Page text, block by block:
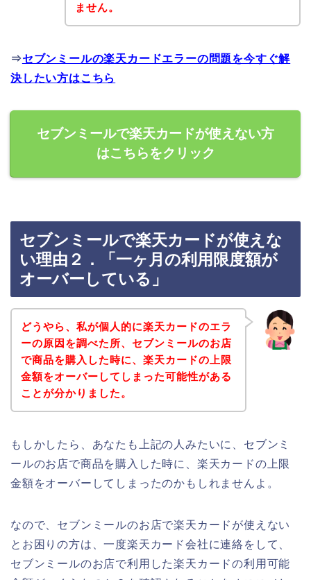
ません。
⇒セブンミールの楽天カードエラーの問題を今すぐ解
決したい方はこちら
セブンミールで楽天カードが使えない方
はこちらをクリック
セブンミールで楽天カードが使えな
い理由２．「一ヶ月の利用限度額が
オーバーしている」
どうやら、私が個人的に楽天カードのエラ
ーの原因を調べた所、セブンミールのお店
で商品を購入した時に、楽天カードの上限
金額をオーバーしてしまった可能性がある
ことが分かりました。
もしかしたら、あなたも上記の人みたいに、セブンミ
ールのお店で商品を購入した時に、楽天カードの上限
金額をオーバーしてしまったのかもしれませんよ。
なので、セブンミールのお店で楽天カードが使えない
とお困りの方は、一度楽天カード会社に連絡をして、
セブンミールのお店で利用した楽天カードの利用可能